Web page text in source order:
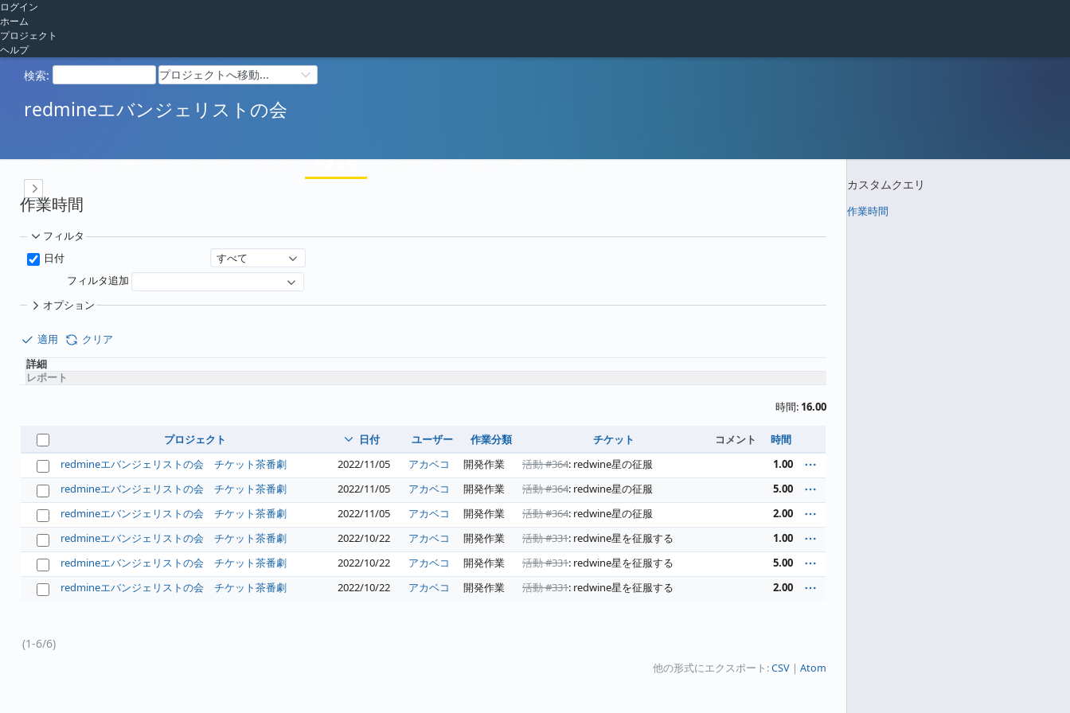
ログイン
ホーム
プロジェクト
ヘルプ
検索: プロジェクトへ移動...
redmineエバンジェリストの会
カスタムクエリ
作業時間
作業時間
フィルタ
日付
すべて
フィルタ追加
オプション
適用
クリア
詳細
レポート
時間: 16.00
プロジェクト 日付 ユーザー 作業分類 チケット コメント
時間
redmineエバンジェリストの会 チケット茶番劇
2022/11/05 アカベコ 開発作業 活動 #364: redwine星の征服
1.00
redmineエバンジェリストの会 チケット茶番劇
2022/11/05 アカベコ 開発作業 活動 #364: redwine星の征服
5.00
redmineエバンジェリストの会 チケット茶番劇
2022/11/05 アカベコ 開発作業 活動 #364: redwine星の征服
2.00
redmineエバンジェリストの会 チケット茶番劇
2022/10/22 アカベコ 開発作業 活動 #331: redwine星を征服する
1.00
redmineエバンジェリストの会 チケット茶番劇
2022/10/22 アカベコ 開発作業 活動 #331: redwine星を征服する
5.00
redmineエバンジェリストの会 チケット茶番劇
2022/10/22 アカベコ 開発作業 活動 #331: redwine星を征服する 2.00
(1-6/6)
他の形式にエクスポート:CSV Atom